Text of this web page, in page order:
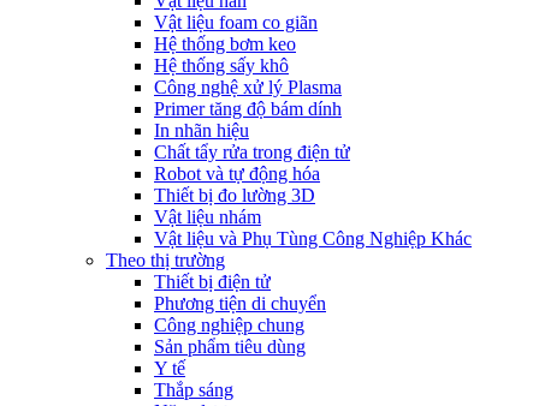
Vật liệu foam co giãn
Hệ thống bơm keo
Hệ thống sấy khô
Công nghệ xử lý Plasma
Primer tăng độ bám dính
In nhãn hiệu
Chất tẩy rửa trong điện tử
Robot và tự động hóa
Thiết bị đo lường 3D
Vật liệu nhám
Vật liệu và Phụ Tùng Công Nghiệp Khác
Theo thị trường
Thiết bị điện tử
Phương tiện di chuyển
Công nghiệp chung
Sản phẩm tiêu dùng
Y tế
Thắp sáng